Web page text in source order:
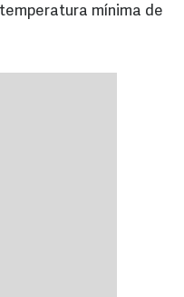
mínima de